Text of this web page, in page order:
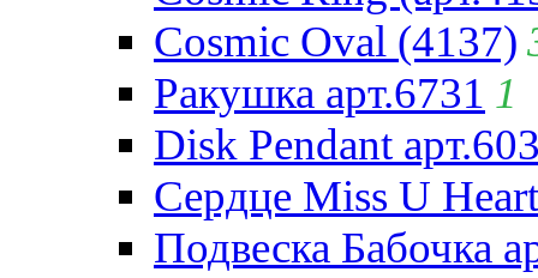
Cosmic Oval (4137)
Ракушка арт.6731 1
Disk Pendant
Сердце Miss U
Подвеска Бабочка